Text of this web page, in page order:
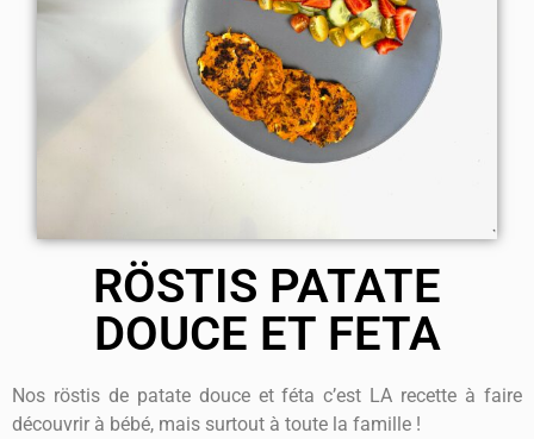
RÖSTIS PATATE
DOUCE ET FETA
Nos röstis de patate douce et féta c’est LA recette à faire
découvrir à bébé, mais surtout à toute la famille !